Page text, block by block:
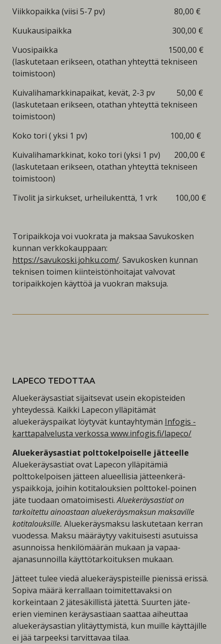
Viikkopaikka (viisi 5-7 pv) 80,00 €
Kuukausipaikka 300,00 €
Vuosipaikka 1500,00 €
(laskutetaan erikseen, otathan yhteyttä tekniseen
toimistoon)
Kuivalihamarkkinapaikat, kevät, 2-3 pv 50,00 €
(laskutetaan erikseen, otathan yhteyttä tekniseen
toimistoon)
Koko tori ( yksi 1 pv) 100,00 €
Kuivalihamarkkinat, koko tori (yksi 1 pv) 200,00 €
(laskutetaan erikseen, otathan yhteyttä tekniseen
toimistoon)
Tivolit ja sirkukset, urheilukenttä, 1 vrk 100,00 €
Toripaikkoja voi vuokrata ja maksaa Savukosken
kunnan verkkokauppaan:
https://savukoski.johku.com/. Savukosken kunnan
teknisen toimen kiinteistönhoitajat valvovat
toripaikkojen käyttöä ja vuokran maksuja.
LAPECO TEDOTTAA
Aluekeräysastiat sijaitsevat usein ekopisteiden
yhteydessä. Kaikki Lapecon ylläpitämät
aluekeräyspaikat löytyvät kuntayhtymän Infogis -
karttapalvelusta verkossa www.infogis.fi/lapeco/
Aluekeräysastiat polttokelpoiselle jätteelle
Aluekeräysastiat ovat Lapecon ylläpitämiä
polttokelpoisen jätteen alueellisia jätteenkerä-
yspaikkoja, joihin kotitalouksien polttokel-poinen
jäte tuodaan omatoimisesti.Aluekeräysastiat on
tarkoitettu ainoastaan aluekeräysmaksun maksaville
kotitalouksille. Aluekeräysmaksu laskutetaan kerran
vuodessa. Maksu määräytyy vakituisesti asutuissa
asunnoissa henkilömäärän mukaan ja vapaa-
ajanasunnoilla käyttötarkoituksen mukaan.
Jätteet tulee viedä aluekeräyspisteille pienissä erissä.
Sopiva määrä kerrallaan toimitettavaksi on
korkeintaan 2 jätesäkillistä jätettä. Suurten jäte-
erien vieminen keräysastiaan saattaa aiheuttaa
aluekeräysastian ylitäyttymistä, kun muille käyttäjille
ei jää tarpeeksi tarvittavaa tilaa.